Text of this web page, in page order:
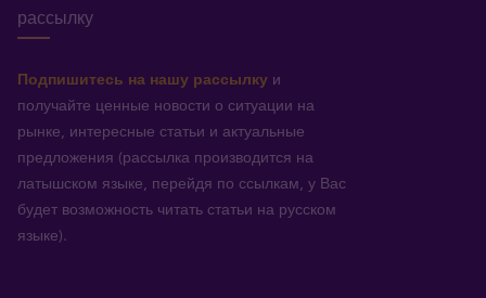
рассылку
Подпишитесь на нашу рассылку и
получайте ценные новости о ситуации на
рынке, интересные статьи и актуальные
предложения (рассылка производится на
латышском языке, перейдя по ссылкам, у Вас
будет возможность читать статьи на русском
языке).